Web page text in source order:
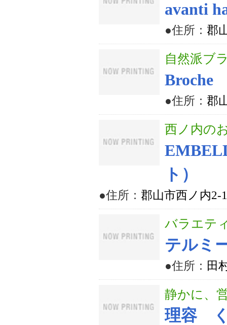
avanti
●住所： 郡
自然派ブ
Broche
●住所： 郡
西ノ内の
ト）
●住所： 郡山市西ノ内2-
バラエテ
テルミ
●住所： 田
静かに、
理容